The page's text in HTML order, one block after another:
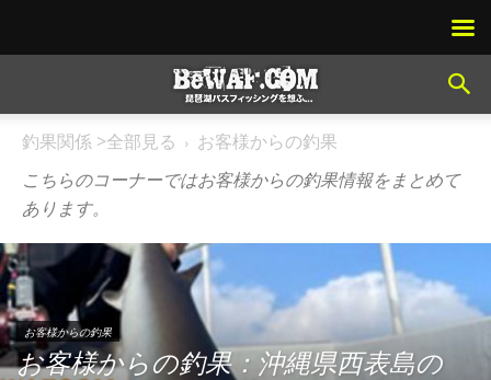
釣果関係 >全部見る
お客様からの釣果
こちらのコーナーではお客様からの釣果情報をまとめて
あります。
お客様からの釣果
お客様からの釣果：沖縄県西表島の